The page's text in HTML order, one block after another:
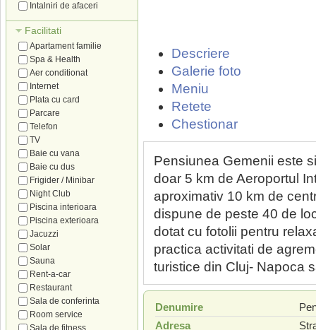
Intalniri de afaceri
Facilitati
Apartament familie
Spa & Health
Aer conditionat
Internet
Plata cu card
Parcare
Telefon
TV
Baie cu vana
Baie cu dus
Frigider / Minibar
Night Club
Piscina interioara
Piscina exterioara
Jacuzzi
Solar
Sauna
Rent-a-car
Restaurant
Sala de conferinta
Room service
Sala de fitness
Descriere
Galerie foto
Meniu
Retete
Chestionar
Pensiunea Gemenii este
doar 5 km de Aeroportul
aproximativ 10 km de
dispune de peste 40 de
dotat cu fotolii pentru
practica activitati de
turistice din Cluj- Napoca
Denumire
Adresa